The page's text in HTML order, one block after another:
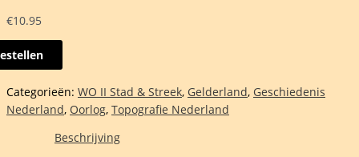
€10.95
Categorieën: WO II Stad & Streek, Gelderland, Geschiedenis
Nederland, Oorlog, Topografie Nederland
Beschrijving